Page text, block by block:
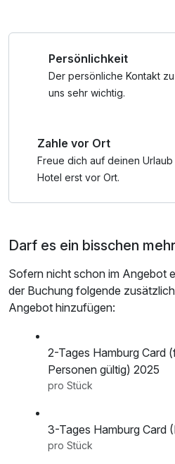
60 Theatern, zahlreichen
voll auf ihre Kosten. Seit
ein neues kulturelles Highlight,
Speicherstadt. 2015 wurden
Kontorhausviertel von der
erklärt.
Persönlichkeit
Der persönliche Kontakt
uns sehr wichtig.
Zahle vor Ort
Freue dich auf deinen
Hotel erst vor Ort.
Darf es ein bisschen
Sofern nicht schon im Angebot
der Buchung folgende
Angebot hinzufügen:
2-Tages Hamburg Card
Personen gültig) 2025
pro Stück
3-Tages Hamburg Card
pro Stück